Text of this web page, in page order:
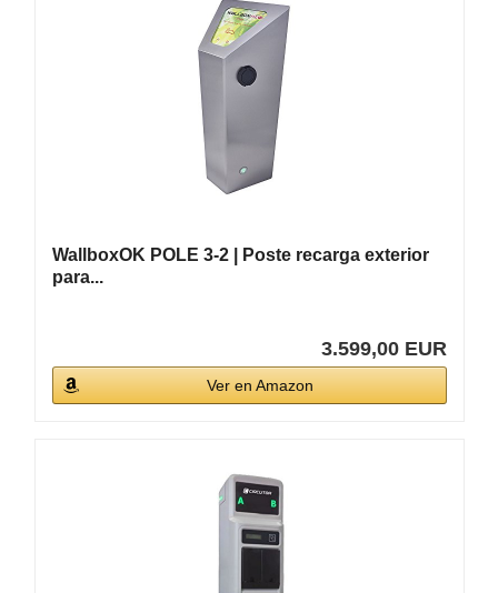
WallboxOK POLE 3-2 | Poste recarga exterior
para...
3.599,00 EUR
Ver en Amazon